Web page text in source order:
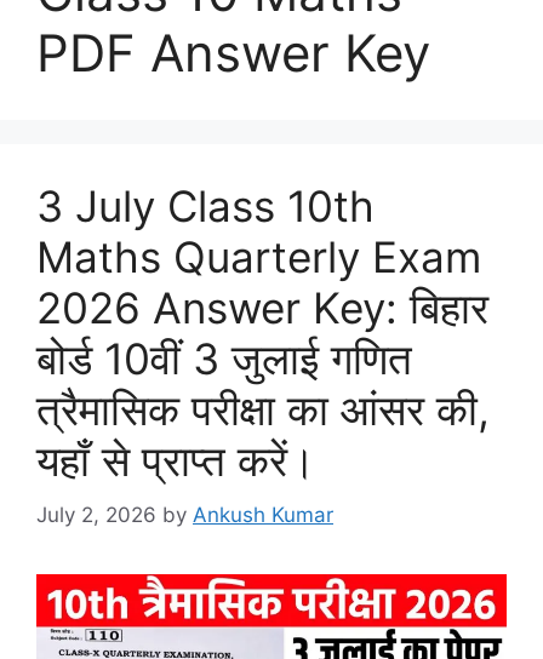
PDF Answer Key
3 July Class 10th
Maths Quarterly Exam
2026 Answer Key: बिहार
बोर्ड 10वीं 3 जुलाई गणित
त्रैमासिक परीक्षा का आंसर की,
यहाँ से प्राप्त करें।
July 2, 2026 by Ankush Kumar